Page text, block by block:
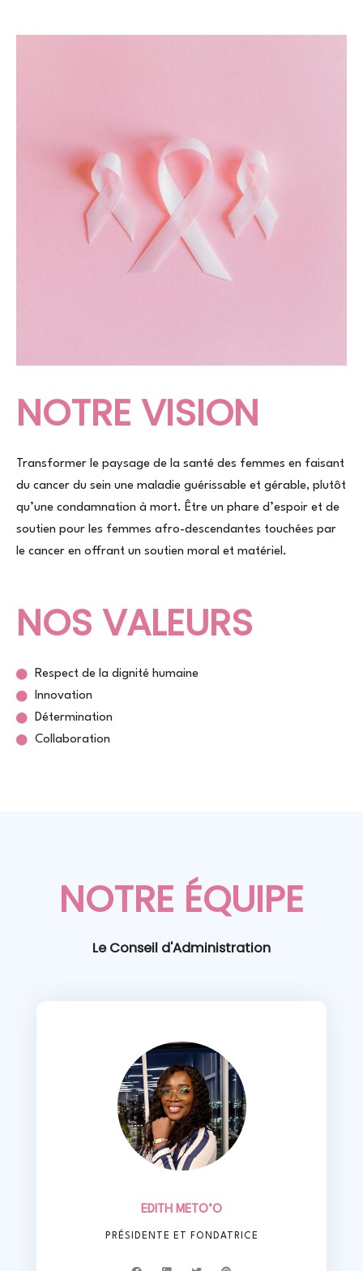
NOTRE VISION
Transformer le paysage de la santé des femmes en faisant
du cancer du sein une maladie guérissable et gérable, plutôt
qu’une condamnation à mort. Être un phare d’espoir et de
soutien pour les femmes afro-descendantes touchées par
le cancer en offrant un soutien moral et matériel.
NOS VALEURS
Respect de la dignité humaine
Innovation
Détermination
Collaboration
NOTRE ÉQUIPE
Le Conseil d'Administration
EDITH METO’O
PRÉSIDENTE ET FONDATRICE
F L T P